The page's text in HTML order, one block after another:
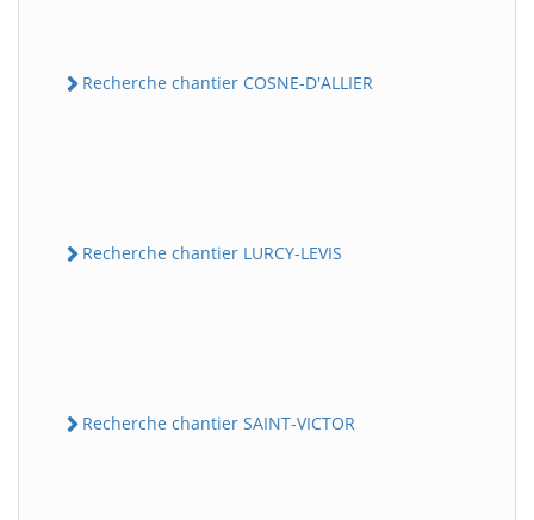
Recherche chantier COSNE-D'ALLIER
Recherche chantier LURCY-LEVIS
Recherche chantier SAINT-VICTOR